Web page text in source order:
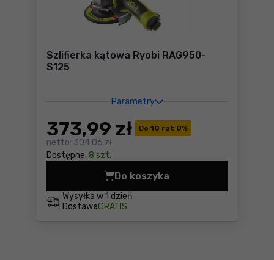
Szlifierka kątowa Ryobi RAG950-
S125
Parametry
Do 10 rat 0%
373,99 zł
netto: 304,06 zł
Dostępne: 8 szt.
Wysyłka w 1 dzień
DostawaGRATIS
Do koszyka
Szlifierka kątowa Ryobi